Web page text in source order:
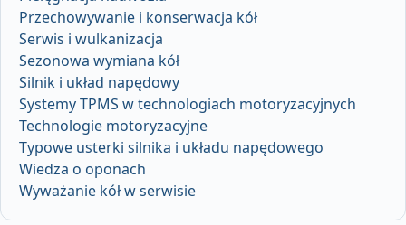
Przechowywanie i konserwacja kół
Serwis i wulkanizacja
Sezonowa wymiana kół
Silnik i układ napędowy
Systemy TPMS w technologiach motoryzacyjnych
Technologie motoryzacyjne
Typowe usterki silnika i układu napędowego
Wiedza o oponach
Wyważanie kół w serwisie